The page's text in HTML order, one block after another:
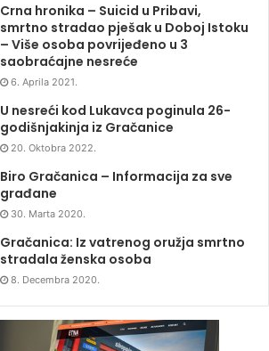
Crna hronika – Suicid u Pribavi,
smrtno stradao pješak u Doboj Istoku
– Više osoba povrijeđeno u 3
saobraćajne nesreće
6. Aprila 2021.
U nesreći kod Lukavca poginula 26-
godišnjakinja iz Gračanice
20. Oktobra 2022.
Biro Gračanica – Informacija za sve
građane
30. Marta 2020.
Gračanica: Iz vatrenog oružja smrtno
stradala ženska osoba
8. Decembra 2020.